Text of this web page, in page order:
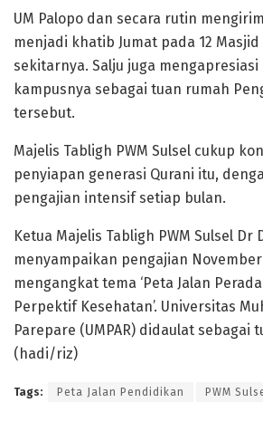
UM Palopo dan secara rutin
menjadi khatib Jumat pada 12
sekitarnya. Salju juga
kampusnya sebagai tuan rumah
tersebut.
Majelis Tabligh PWM Sulsel cukup
penyiapan generasi Qurani itu,
pengajian intensif setiap bulan.
Ketua Majelis Tabligh PWM Sulsel Dr
menyampaikan pengajian
mengangkat tema ‘Peta Jalan
Perpektif Kesehatan’. Universitas
Parepare (UMPAR) didaulat sebagai
(hadi/riz)
Tags: Peta Jalan Pendidikan PWM